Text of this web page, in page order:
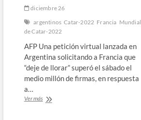
con
Panamá
diciembre 26
argentinos Catar-2022 Francia Mundial
de Catar-2022
AFP Una petición virtual lanzada en
Argentina solicitando a Francia que
“deje de llorar” superó el sábado el
medio millón de firmas, en respuesta
a…
Ver más“Francia,